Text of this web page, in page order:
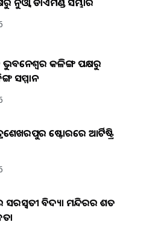
ଭୁବନେଶ୍ୱର କଳିଙ୍ଗ ପକ୍ଷରୁ
ସମ୍ମାନ
ଷ୍ଟୋରରେ ଆର୍ଟିଷ୍ଟ୍ରି
ସରସ୍ୱତୀ ବିଦ୍ୟା ମନ୍ଦିରର ଶତ